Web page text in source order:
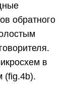
обратного
в
(fig.4b).